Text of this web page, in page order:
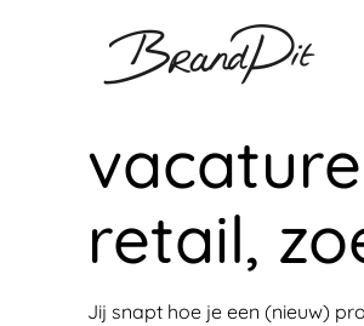
retail,
Jij snapt hoe je een (nieuw)